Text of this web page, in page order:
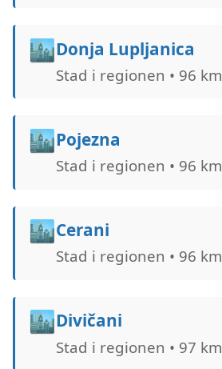
🏙️Donja Lupljanica
Stad i regionen • 96 km
🏙️Pojezna
Stad i regionen • 96 km
🏙️Cerani
Stad i regionen • 96 km
🏙️Divičani
Stad i regionen • 97 km